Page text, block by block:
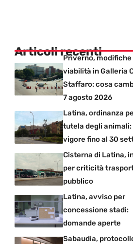
Articoli recenti
Priverno, modifiche
viabilità in Galleria
Staffaro: cosa
7 agosto 2026
Latina, ordinanza
tutela degli animali:
vigore fino al 30
Cisterna di Latina,
per criticità
pubblico
Latina, avviso per
concessione stadi:
domande aperte
Sabaudia,